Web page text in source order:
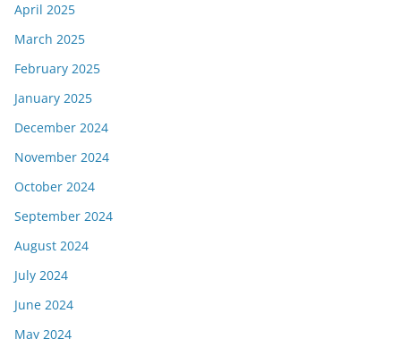
April 2025
March 2025
February 2025
January 2025
December 2024
November 2024
October 2024
September 2024
August 2024
July 2024
June 2024
May 2024